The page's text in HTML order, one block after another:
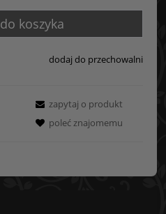
do koszyka
dodaj do przechowalni
zapytaj o produkt
poleć znajomemu